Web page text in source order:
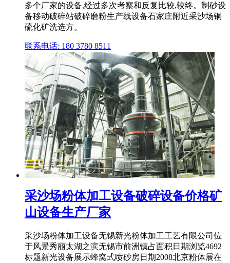
多个厂家的设备,经过多次考察和反复比较,较终。制砂设
备移动破碎站破碎磨粉生产线设备石家庄附近采沙场铜
硫化矿洗选方。
联系电话: 180 3780 8511
采沙场粉体加工设备破碎设备价格矿
山设备生产厂家
采沙场粉体加工设备无锡新光粉体加工工艺有限公司位
于风景秀丽太湖之滨无锡市前洲镇占面积日期浏览4692
标题新光设备展示蜂窝式喷砂房日期2008北京粉体展在